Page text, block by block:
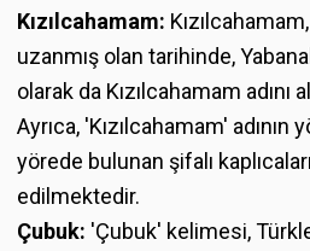
Kızılcahamam:
uzanmış olan tarihinde,
olarak da Kızılcahamam adını
Ayrıca, 'Kızılcahamam' adının
yörede bulunan şifalı
edilmektedir.
Çubuk: 'Çubuk' kelimesi,